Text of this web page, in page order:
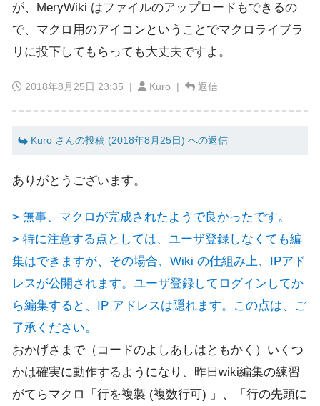
が、MeryWiki はファイルのアップロードもできるの
で、マクロ用のアイコンということでマクロライブラ
リに投下してもらっても大丈夫ですよ。
2018年8月25日 23:35 | Kuro | 返信
Kuro さんの投稿 (2018年8月25日) への返信
ありがとうございます。
> 無事、マクロが完成されたようで良かったです。
> 特に注意する点としては、ユーザ登録しなくても編
集はできますが、その場合、Wiki の仕組み上、IPアド
レスが公開されます。ユーザ登録してログインしてか
ら編集すると、IP アドレスは隠れます。この点は、ご
了承ください。
おかげさまで（コードのよしあしはともかく）いくつ
かは確実に動作するようになり、昨日wiki編集の練習
がてらマクロ「行を複製 (複数行可) 」、「行の先頭に